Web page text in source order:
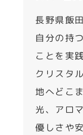
長野県飯
自分の持
ことを実
クリスタ
地へどこ
光、アロ
優しさや